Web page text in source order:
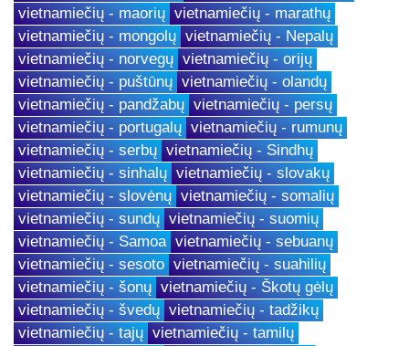
vietnamiečių - maorių vietnamiečių - marathų
vietnamiečių - mongolų vietnamiečių - Nepalų
vietnamiečių - norvegų vietnamiečių - orijų
vietnamiečių - puštūnų vietnamiečių - olandų
vietnamiečių - pandžabų vietnamiečių - persų
vietnamiečių - portugalų vietnamiečių - rumunų
vietnamiečių - serbų vietnamiečių - Sindhų
vietnamiečių - sinhalų vietnamiečių - slovakų
vietnamiečių - slovėnų vietnamiečių - somalių
vietnamiečių - sundų vietnamiečių - suomių
vietnamiečių - Samoa vietnamiečių - sebuanų
vietnamiečių - sesoto vietnamiečių - suahilių
vietnamiečių - šonų vietnamiečių - Škotų gėlų
vietnamiečių - švedų vietnamiečių - tadžikų
vietnamiečių - tajų vietnamiečių - tamilų